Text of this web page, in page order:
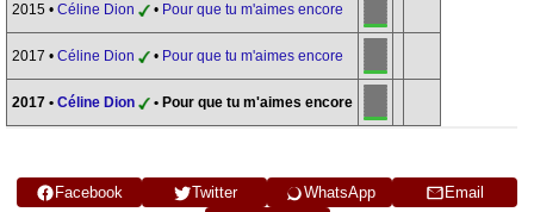
2015 • Céline Dion • Pour que tu m'aimes encore
2017 • Céline Dion • Pour que tu m'aimes encore
2017 • Céline Dion • Pour que tu m'aimes encore
Facebook Twitter WhatsApp
Email